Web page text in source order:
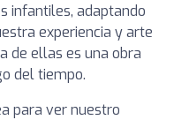
infantiles, adaptando
experiencia y arte
de ellas es una obra
del tiempo.
para ver nuestro